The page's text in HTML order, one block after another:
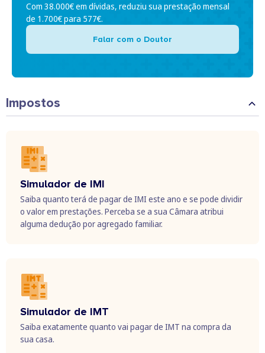
Com 38.000€ em dívidas, reduziu sua prestação mensal
de 1.700€ para 577€.
Falar com o Doutor
Impostos
Simulador de IMI
Saiba quanto terá de pagar de IMI este ano e se pode dividir
o valor em prestações. Perceba se a sua Câmara atribui
alguma dedução por agregado familiar.
Simulador de IMT
Saiba exatamente quanto vai pagar de IMT na compra da
sua casa.